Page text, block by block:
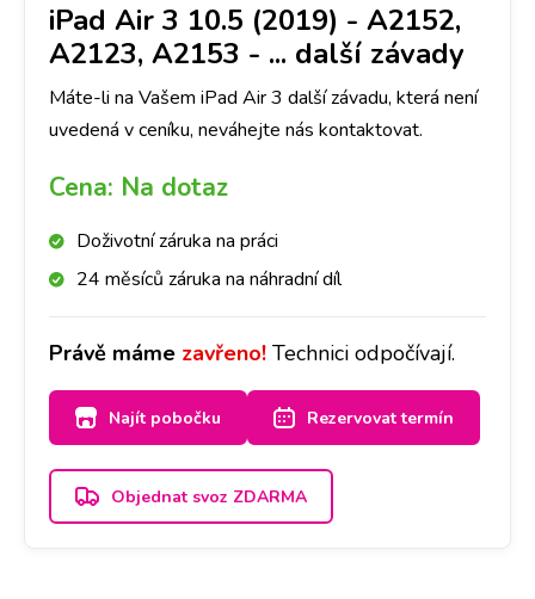
iPad Air 3 10.5 (2019) - A2152,
A2123, A2153 - ... další závady
Máte-li na Vašem iPad Air 3 další závadu, která není
uvedená v ceníku, neváhejte nás kontaktovat.
Cena: Na dotaz
Doživotní záruka na práci
24 měsíců záruka na náhradní díl
Právě máme zavřeno! Technici odpočívají.
Najít pobočku Rezervovat termín
Objednat svoz ZDARMA